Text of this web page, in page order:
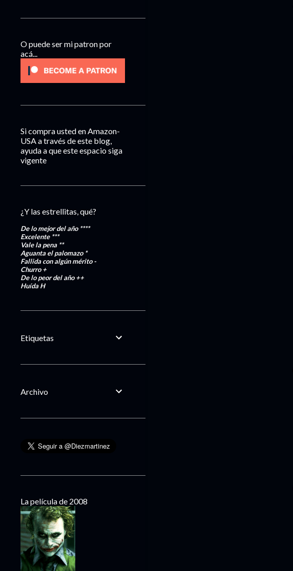
O puede ser mi patron por
acá...
Si compra usted en Amazon-
USA a través de este blog,
ayuda a que este espacio siga
vigente
¿Y las estrellitas, qué?
De lo mejor del año ****
Excelente***
Vale la pena **
Aguanta el palomazo *
Fallida con algún mérito-
Churro+
De lo peor del año++
HuídaH
Etiquetas
Archivo
La película de 2008